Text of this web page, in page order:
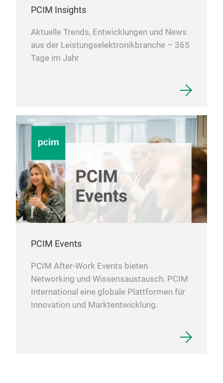
PCIM Insights
Aktuelle Trends, Entwicklungen und News
aus der Leistungselektronikbranche – 365
Tage im Jahr
PCIM Events
PCIM After-Work Events bieten
Networking und Wissensaustausch. PCIM
International eine globale Plattformen für
Innovation und Marktentwicklung.